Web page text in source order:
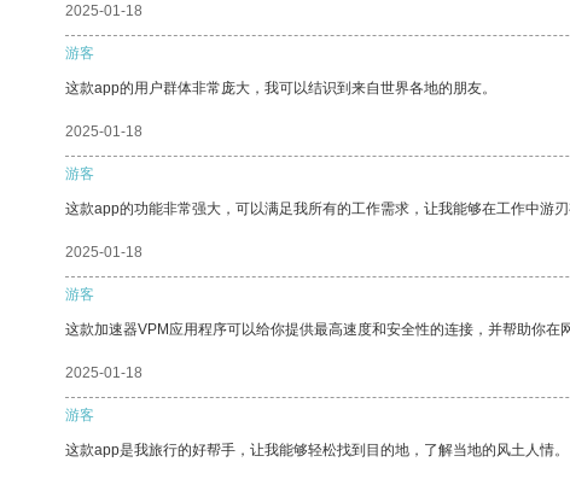
2025-01-18
游客
这款app的用户群体非常庞大，我可以结识到来自世界各地的朋友。
2025-01-18
游客
这款app的功能非常强大，可以满足我所有的工作需求，让我能够在工作中游刃
2025-01-18
游客
这款加速器VPM应用程序可以给你提供最高速度和安全性的连接，并帮助你在
2025-01-18
游客
这款app是我旅行的好帮手，让我能够轻松找到目的地，了解当地的风土人情。